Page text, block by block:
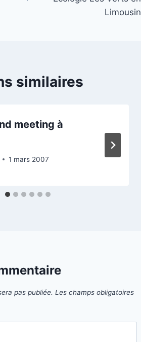
Limousin
similaires
meeting à
1 mars 2007
pas publiée. Les champs obligatoires